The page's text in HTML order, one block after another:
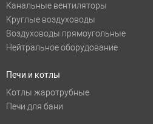
Канальные вентиляторы
Круглые воздуховоды
Воздуховоды прямоугольные
Нейтральное оборудование
Печи и котлы
Котлы жаротрубные
Печи для бани